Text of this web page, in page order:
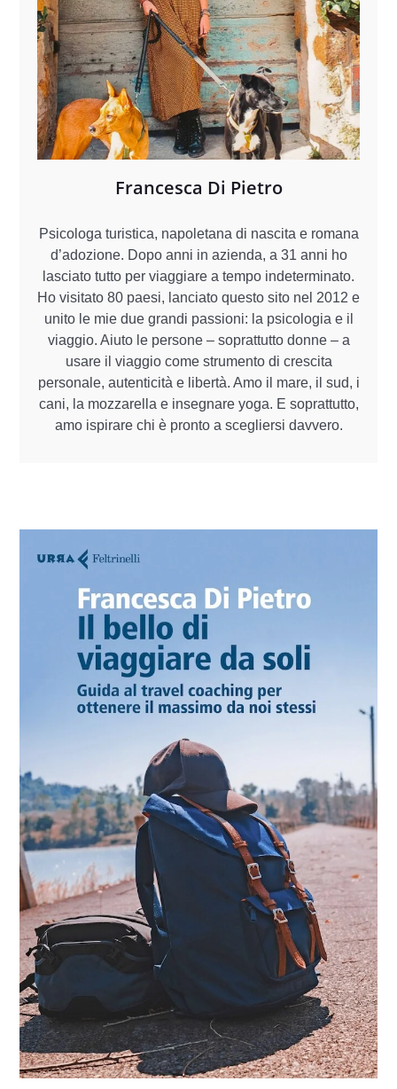
Francesca Di Pietro
Psicologa turistica, napoletana di nascita e romana
d’adozione. Dopo anni in azienda, a 31 anni ho
lasciato tutto per viaggiare a tempo indeterminato.
Ho visitato 80 paesi, lanciato questo sito nel 2012 e
unito le mie due grandi passioni: la psicologia e il
viaggio. Aiuto le persone – soprattutto donne – a
usare il viaggio come strumento di crescita
personale, autenticità e libertà. Amo il mare, il sud, i
cani, la mozzarella e insegnare yoga. E soprattutto,
amo ispirare chi è pronto a scegliersi davvero.